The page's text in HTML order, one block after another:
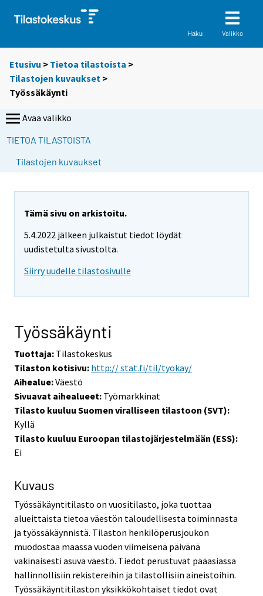
Haku Valikko
Etusivu > Tietoa tilastoista >
Tilastojen kuvaukset >
Työssäkäynti
Avaa valikko
TIETOA TILASTOISTA
Tilastojen kuvaukset
Tämä sivu on arkistoitu.
5.4.2022 jälkeen julkaistut tiedot löydät
uudistetulta sivustolta.
Siirry uudelle tilastosivulle
Työssäkäynti
Tuottaja: Tilastokeskus
Tilaston kotisivu: http:// stat.fi/til/tyokay/
Aihealue:Väestö
Sivuavat aihealueet: Työmarkkinat
Tilasto kuuluu Suomen viralliseen tilastoon (SVT):
Kyllä
Tilasto kuuluu Euroopan tilastojärjestelmään (ESS):
Ei
Kuvaus
Työssäkäyntitilasto on vuositilasto, joka tuottaa
alueittaista tietoa väestön taloudellisesta toiminnasta
ja työssäkäynnistä. Tilaston henkilöperusjoukon
muodostaa maassa vuoden viimeisenä päivänä
vakinaisesti asuva väestö. Tiedot perustuvat pääasiassa
hallinnollisiin rekistereihin ja tilastollisiin aineistoihin.
Työssäkäyntitilaston yksikkökohtaiset tiedot ovat